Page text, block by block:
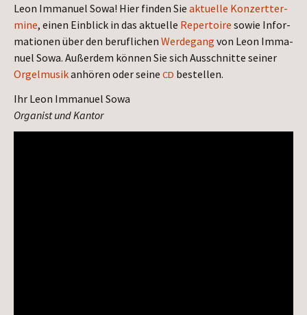
Leon Imma­nu­el Sowa! Hier fin­den Sie aktu­el­le Kon­zert­ter­
mi­ne, einen Ein­blick in das aktu­el­le Reper­toire sowie Infor­
ma­tio­nen über den beruf­li­chen Wer­de­gang von Leon Imma­
nu­el Sowa. Außer­dem kön­nen Sie sich Aus­schnit­te sei­ner
Orgel­mu­sikanhö­ren oder sei­ne CD bestellen.
Ihr Leon Imma­nu­el Sowa
Orga­nist und Kantor